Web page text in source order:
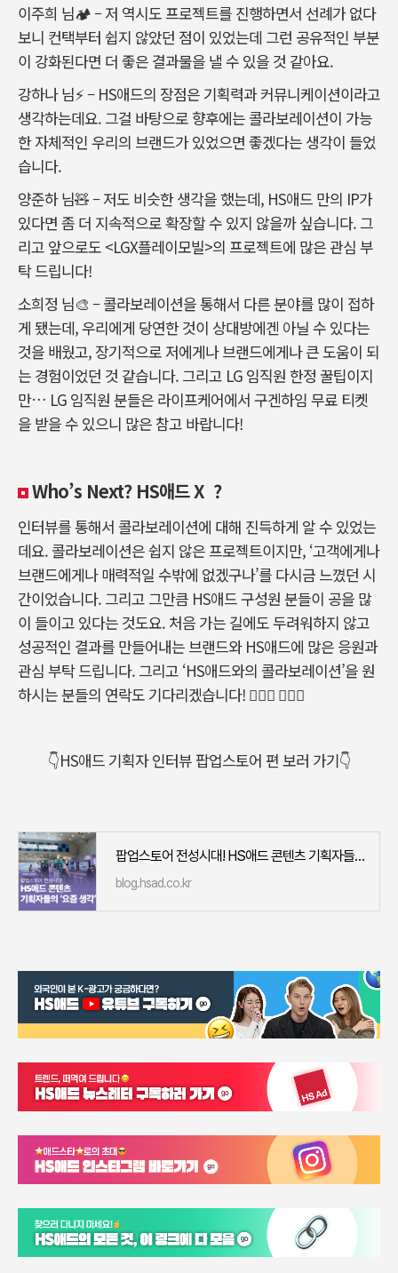
이주희 님🏕–저 역시도 프로젝트를 진행하면서 선례가 없다
보니 컨택부터 쉽지 않았던 점이 있었는데 그런 공유적인 부분
이 강화된다면 더 좋은 결과물을 낼 수 있을 것 같아요.
강하나 님⚡– HS애드의 장점은 기획력과 커뮤니케이션이라고
생각하는데요. 그걸 바탕으로 향후에는 콜라보레이션이 가능
한 자체적인 우리의 브랜드가 있었으면 좋겠다는 생각이 들었
습니다.
양준하 님🧸–저도 비슷한 생각을 했는데, HS애드 만의 IP가
있다면 좀 더 지속적으로 확장할 수 있지 않을까 싶습니다. 그
리고 앞으로도 <LGX플레이모빌>의 프로젝트에 많은 관심 부
탁 드립니다!
소희정 님🎨 –콜라보레이션을 통해서 다른 분야를 많이 접하
게 됐는데,우리에게 당연한 것이 상대방에겐 아닐 수 있다는
것을 배웠고, 장기적으로 저에게나 브랜드에게나 큰 도움이 되
는 경험이었던 것 같습니다. 그리고 LG 임직원 한정 꿀팁이지
만… LG 임직원 분들은 라이프케어에서 구겐하임 무료 티켓
을 받을 수 있으니 많은 참고 바랍니다!
Who’s Next? HS애드 X ?
인터뷰를 통해서 콜라보레이션에 대해 진득하게 알 수 있었는
데요. 콜라보레이션은쉽지 않은 프로젝트이지만, ‘고객에게나
브랜드에게나 매력적일 수밖에 없겠구나’를 다시금 느꼈던 시
간이었습니다. 그리고 그만큼 HS애드 구성원 분들이 공을 많
이 들이고 있다는 것도요. 처음 가는 길에도 두려워하지 않고
성공적인 결과를 만들어내는 브랜드와 HS애드에 많은 응원과
관심 부탁 드립니다. 그리고 ‘HS애드와의 콜라보레이션’을 원
하시는 분들의 연락도 기다리겠습니다! 🙋🏻 🙋🏻
👇HS애드 기획자 인터뷰 팝업스토어 편 보러 가기👇
팝업스토어 전성시대! HS애드 콘텐츠 기획자들의 ‘요즘 생각’
blog.hsad.co.kr